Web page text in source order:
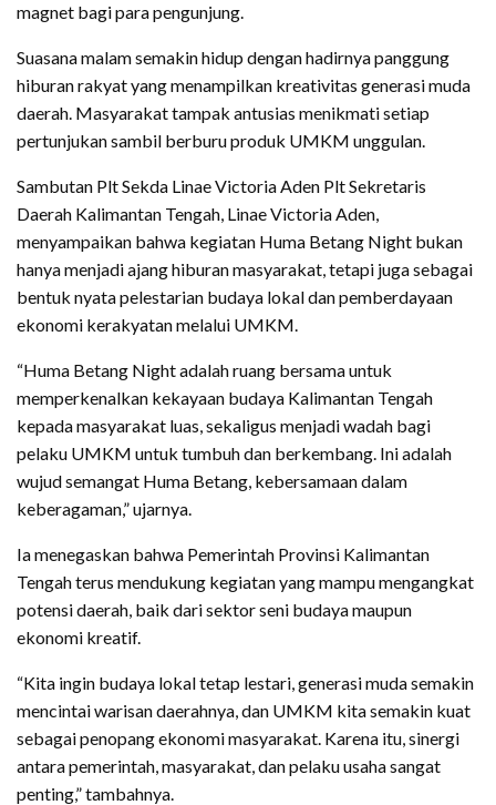
magnet bagi para pengunjung.
Suasana malam semakin hidup dengan hadirnya panggung
hiburan rakyat yang menampilkan kreativitas generasi muda
daerah. Masyarakat tampak antusias menikmati setiap
pertunjukan sambil berburu produk UMKM unggulan.
Sambutan Plt Sekda Linae Victoria Aden Plt Sekretaris
Daerah Kalimantan Tengah, Linae Victoria Aden,
menyampaikan bahwa kegiatan Huma Betang Night bukan
hanya menjadi ajang hiburan masyarakat, tetapi juga sebagai
bentuk nyata pelestarian budaya lokal dan pemberdayaan
ekonomi kerakyatan melalui UMKM.
“Huma Betang Night adalah ruang bersama untuk
memperkenalkan kekayaan budaya Kalimantan Tengah
kepada masyarakat luas, sekaligus menjadi wadah bagi
pelaku UMKM untuk tumbuh dan berkembang. Ini adalah
wujud semangat Huma Betang, kebersamaan dalam
keberagaman,” ujarnya.
Ia menegaskan bahwa Pemerintah Provinsi Kalimantan
Tengah terus mendukung kegiatan yang mampu mengangkat
potensi daerah, baik dari sektor seni budaya maupun
ekonomi kreatif.
“Kita ingin budaya lokal tetap lestari, generasi muda semakin
mencintai warisan daerahnya, dan UMKM kita semakin kuat
sebagai penopang ekonomi masyarakat. Karena itu, sinergi
antara pemerintah, masyarakat, dan pelaku usaha sangat
penting,” tambahnya.